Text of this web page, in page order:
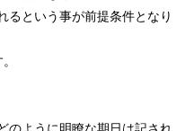
るという事が前提条件となり
のように明瞭な期日は記され